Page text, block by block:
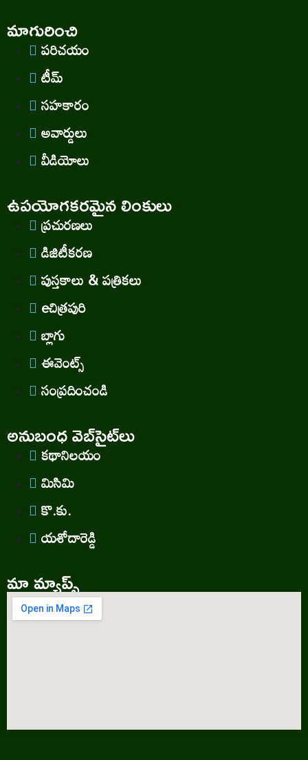
మాగురించి
పరిచయం
టీమ్
సహకారం
అవార్డులు
వీడియోలు
ఉపయోగకరమైన లింకులు
ప్రచురణలు
డిజిటీకరణ
పుస్తకాలు & పత్రికలు
eచిత్రపురి
బ్లాగు
ఈవెంట్స్
సంప్రదించండి
అనుబంధ వెబ్‌సైట్‌లు
కథానిలయం
మిసిమి
కొ.కు.
యశోదారెడ్డి
మా మ్యాప్స్